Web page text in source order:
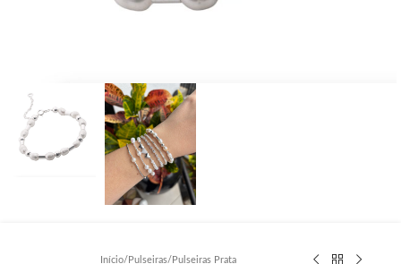
Início/ Pulseiras/ Pulseiras Prata